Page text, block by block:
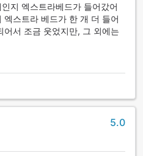
지 엑스트라베드가 들어갔어
스트라 베드가 한 개 더 들어
서 조금 웃었지만, 그 외에는
5.0